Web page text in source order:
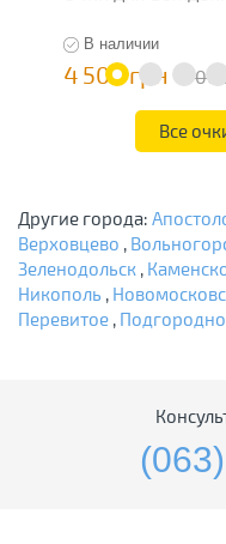
В наличии
4 500 грн 9
Все
Другие города:
Верховцево ,
Зеленодольск ,
Никополь ,
Перевитое ,